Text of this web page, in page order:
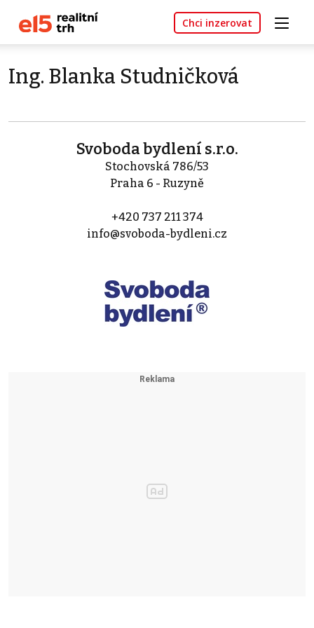
Chci inzerovat
Ing. Blanka Studničková
Svoboda bydlení s.r.o.
Stochovská 786/53
Praha 6 - Ruzyně
+420 737 211 374
info@svoboda-bydleni.cz